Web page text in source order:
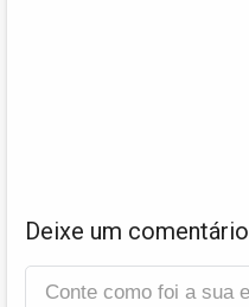
Deixe um comentário